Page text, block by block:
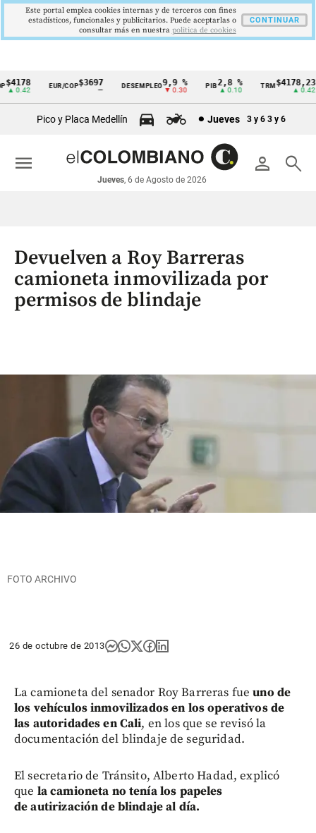
Cintillo
económicos
Colombia
0.42
EUR/COP$3697 DESEMPLEO 9,9 %
▼ 0.30
PIB2,8 %
▲ 0.10
TRM$4178,23
▲ 0.42
Pico y Placa Medellín Jueves 3 y 6 3 y 6
person search
Jueves, 6 de Agosto de 2026
menu
Devuelven a Roy Barreras
camioneta inmovilizada por
permisos de blindaje
FOTO ARCHIVO
26 de octubre de 2013
La camioneta del senador Roy Barreras fueuno de
los vehículos inmovilizados en los operativos de
las autoridades en Cali, en los que se revisó la
documentación del blindaje de seguridad.
El secretario de Tránsito, Alberto Hadad, explicó
que la camioneta no tenía los papeles
de autirización de blindaje al día.
Este portal emplea cookies internas y de terceros con fines
estadísticos, funcionales y publicitarios. Puede aceptarlas o
consultar más en nuestra politica de cookies
CONTINUAR